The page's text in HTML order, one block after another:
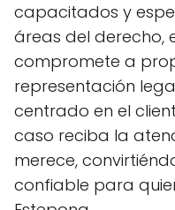
capacitados y
áreas del derecho,
compromete a
representación
centrado en el
caso reciba la
merece,
confiable para